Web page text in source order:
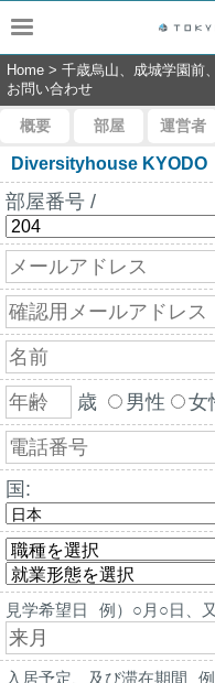
Home > 千歳烏山、成城学園前
お問い合わせ
概要 部屋 運営者
Diversityhouse KYODO
部屋番号 /
歳 男性 女
国:
見学希望日 例）○月○日、
入居予定、及び滞在期間